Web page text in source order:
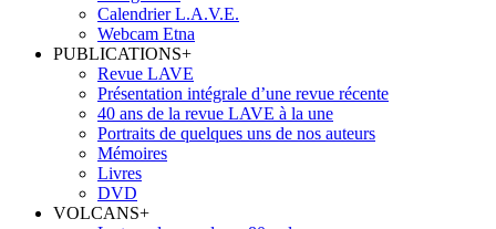
Calendrier L.A.V.E.
Webcam Etna
PUBLICATIONS+
Revue LAVE
Présentation intégrale d’une revue récente
40 ans de la revue LAVE à la une
Portraits de quelques uns de nos auteurs
Mémoires
Livres
DVD
VOLCANS+